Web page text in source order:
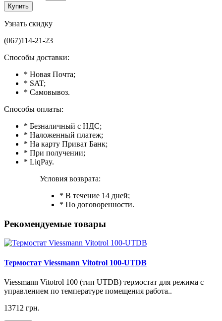
Купить
Узнать скидку
(067)114-21-23
Способы доставки:
* Новая Почта;
* SAT;
* Самовывоз.
Способы оплаты:
* Безналичный с НДС;
* Наложенный платеж;
* На карту Приват Банк;
* При получении;
* LiqPay.
Условия возврата:
* В течение 14 дней;
* По договоренности.
Рекомендуемые товары
Термостат Viessmann Vitotrol 100-UTDB
Viessmann Vitotrol 100 (тип UTDB) термостат для режима с
управлением по температуре помещения работа..
13712 грн.